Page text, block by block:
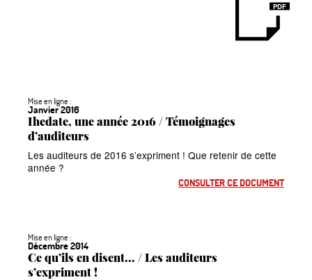
PDF
Mise en ligne :
Janvier 2016
Ihedate, une année 2016 / Témoignages
d’auditeurs
Les auditeurs de 2016 s’expriment ! Que retenir de cette
année ?
CONSULTER CE DOCUMENT
Mise en ligne :
Décembre 2014
Ce qu’ils en disent... / Les auditeurs
s’expriment!